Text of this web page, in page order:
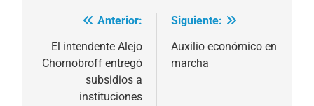
Navegación
de
entradas
Anterior:
El intendente Alejo
Chornobroff entregó
subsidios a
instituciones
Siguiente:
Auxilio económico en
marcha